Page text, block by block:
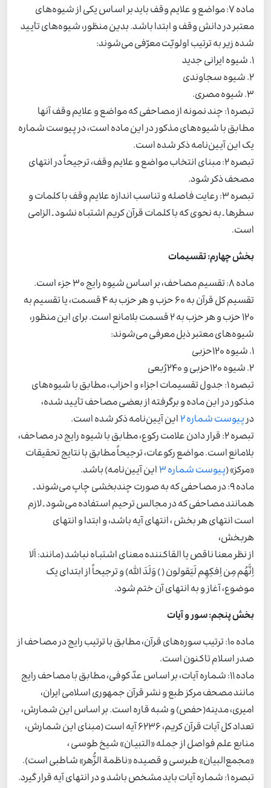
ماده 7: مواضع و علایم وقف باید بر اساس یکی از شیوه‌های
معتبر در دانش وقف و ابتدا باشد. بدین منظور، شیوه‌‌‌های تأیید
شده زیر به ترتیب اولویّت معرّفی می‌شوند:
1. شیوه ایرانی جدید
2. شیوه سجاوندی
3. شیوه مصری.
تبصره 1: چند نمونه‌ از مصاحفی که مواضع و علایم وقف آنها
مطابق با شیوه‌های مذکور در این ماده است، در پیوست شماره
یک این آیین‌نامه ذکر شده است.
تبصره 2: مبنای انتخاب مواضع و علایم وقف، ترجیحاً در انتهای
مصحف ذکر شود.
تبصره 3: رعایت فاصله و تناسب اندازه علایم وقف با کلمات و
سطرها ـ به نحوی که با کلمات قرآن کریم اشتباه نشود ـ الزامی
است.
بخش چهارم: تقسیمات
ماده 8: تقسیم مصاحف، بر اساس شیوه رایج 30 جزء است.
تقسیم کل قرآن به 60 حزب و هر حزب به 4 قسمت، یا تقسیم به
120 حزب و هر حزب به 2 قسمت بلامانع است. برای این منظور،
شیوه‌های معتبر ذیل معرفی می‌شوند:
1. شیوه 120حزبی
2. شیوه 120حزبی و 240رُبعی
تبصره 1: جدول تقسیمات اجزاء و احزاب، مطابق با شیوه‌های
مذکور در این ماده و برگرفته از بعضی مصاحف تأیید شده،
درپیوست شماره 2
این آیین‌نامه ذکر شده است.
تبصره 2: قرار دادن علامت رکوع، مطابق با شیوه رایج در مصاحف،
بلامانع است. مواضع رکوعات، ترجیحاً مطابق با نتایج تحقیقات
«مرکز» (پیوست شماره 3
این آیین‌نامه) باشد.
ماده 9: در مصاحفی که به صورت چندبخشی چاپ می‌شوند ـ
همانند مصاحفی که در مجالس ترحیم استفاده می‌شود ـ لازم
است انتهای هر بخش ، انتهای آیه باشد، و ابتدا و انتهای
هربخش،
از نظر معنا ناقص یا القاکننده معنای اشتباه نباشد (مانند: اَلا
اِنَّهُم مِن اِفکِهِم لَیَقولون ( ) وَلَدَ الله) و ترجیحاً از ابتدای یک
موضوع، آغاز و به انتهای آن ختم شود.
بخش پنجم: سور و آیات
ماده 10: ترتیب سوره‌های قرآن، مطابق با ترتیب رایج در مصاحف از
صدر اسلام تاکنون است.
ماده 11: شماره ‎آیات، بر اساس عدّ کوفی، مطابق با مصاحف رایج
مانند مصحف مرکز طبع و نشر قرآن جمهوری اسلامی ایران،
امیری، مدینه(حفص) و شبه قاره است. بر اساس این شمارش،
تعداد کل آیات قرآن کریم، 6236 آیه است (مبنای این شمارش،
منابع علم فواصل از جمله «التبیان» شیخ طوسی ،
«مجمع‌البیان» طبرسی و قصیده «ناظمة الزُّهر» شاطبی است).
تبصره 1: شماره آیات باید مشخص باشد و در انتهای آیه قرار گیرد.